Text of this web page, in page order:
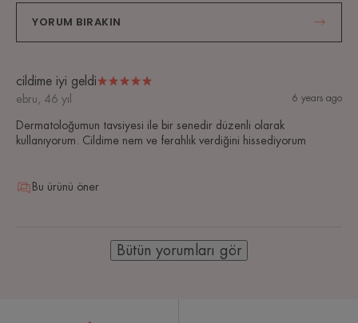
YORUM BIRAKIN
cildime iyi geldi
ebru, 46 yıl 6 years ago
Dermatoloğumun tavsiyesi ile bir senedir düzenli olarak
kullanıyorum. Cildime nem ve ferahlık verdiğini hissediyorum
Bu ürünü öner
Bütün yorumları gör